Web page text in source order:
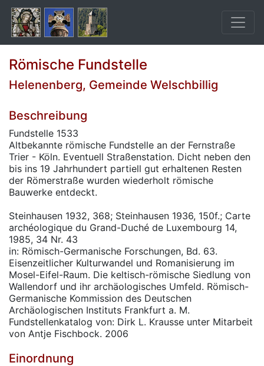
Römische Fundstelle
Helenenberg, Gemeinde Welschbillig
Beschreibung
Fundstelle 1533
Altbekannte römische Fundstelle an der Fernstraße
Trier - Köln. Eventuell Straßenstation. Dicht neben den
bis ins 19 Jahrhundert partiell gut erhaltenen Resten
der Römerstraße wurden wiederholt römische
Bauwerke entdeckt.
Steinhausen 1932, 368; Steinhausen 1936, 150f.; Carte
archéologique du Grand-Duché de Luxembourg 14,
1985, 34 Nr. 43
in: Römisch-Germanische Forschungen, Bd. 63.
Eisenzeitlicher Kulturwandel und Romanisierung im
Mosel-Eifel-Raum. Die keltisch-römische Siedlung von
Wallendorf und ihr archäologisches Umfeld. Römisch-
Germanische Kommission des Deutschen
Archäologischen Instituts Frankfurt a. M.
Fundstellenkatalog von: Dirk L. Krausse unter Mitarbeit
von Antje Fischbock. 2006
Einordnung